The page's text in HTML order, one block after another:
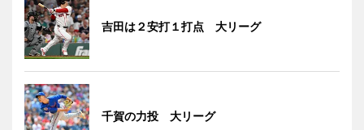
吉田は２安打１打点 大リーグ
千賀の力投 大リーグ